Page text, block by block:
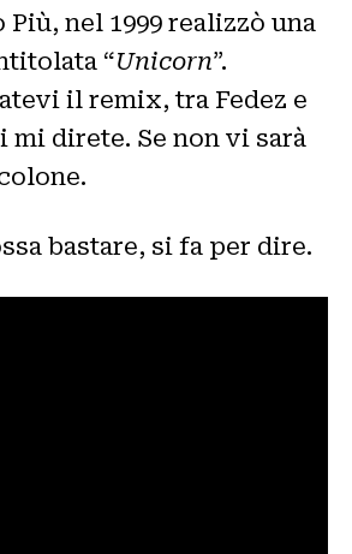
Più, nel 1999 realizzò una
“Unicorn”.
il remix, tra Fedez e
mi direte. Se non vi sarà
bastare, si fa per dire.